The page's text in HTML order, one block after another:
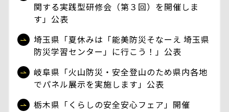
関する実践型研修会（第３回）を開催しま
す」公表
埼玉県「夏休みは「能美防災そなーえ 埼玉県
防災学習センター」に行こう！」公表
岐阜県「火山防災・安全登山のため県内各地
でパネル展示を実施します」公表
栃木県「くらしの安全安心フェア」開催